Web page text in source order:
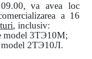
va avea loc
a 16
, inclusiv:
model 3ТЭ10М;
2ТЭ10Л.